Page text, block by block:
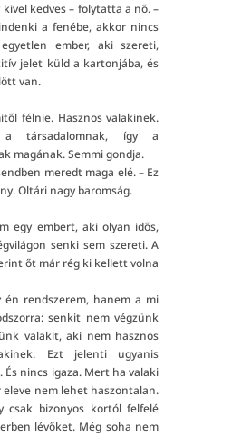
kedves – folytatta a nő. –
a fenébe, akkor nincs
ember, aki szereti,
jelet küld a kartonjába, és
van.
félnie. Hasznos valakinek.
a társadalomnak, így a
magának. Semmi gondja.
meredt maga elé. – Ez
Oltári nagy baromság.
egy embert, aki olyan idős,
senki sem szereti. A
őt már rég ki kellett volna
én rendszerem, hanem a mi
senkit nem végzünk
valakit, aki nem hasznos
Ezt jelenti ugyanis
nincs igaza. Mert ha valaki
eleve nem lehet haszontalan.
csak bizonyos kortól felfelé
lévőket. Még soha nem